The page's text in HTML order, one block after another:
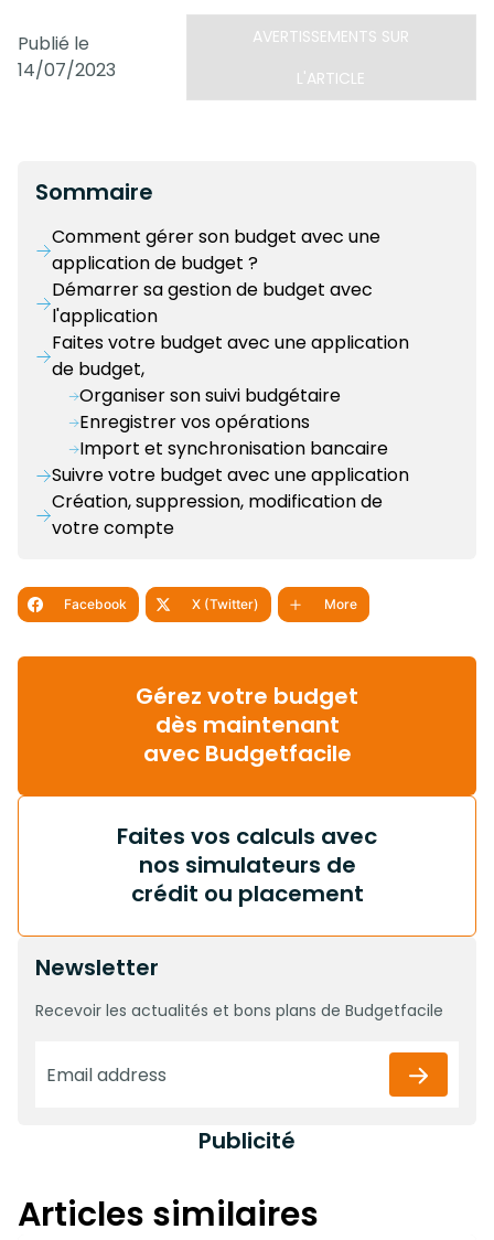
Publié le
14/07/2023
AVERTISSEMENTS SUR
L'ARTICLE
Sommaire
Comment gérer son budget avec une
application de budget ?
Démarrer sa gestion de budget avec
l'application
Faites votre budget avec une application
de budget,
Organiser son suivi budgétaire
Enregistrer vos opérations
Import et synchronisation bancaire
Suivre votre budget avec une application
Création, suppression, modification de
votre compte
Facebook X (Twitter) More
Gérez votre budget
dès maintenant
avec Budgetfacile
Faites vos calculs avec
nos simulateurs de
crédit ou placement
Newsletter
Recevoir les actualités et bons plans de Budgetfacile
Publicité
Articles similaires